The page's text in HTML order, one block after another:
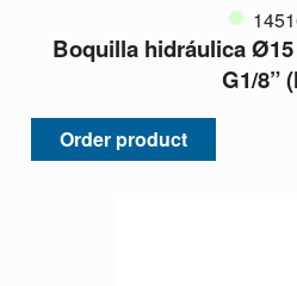
Boquilla hidráulica
G1/8”
Order product